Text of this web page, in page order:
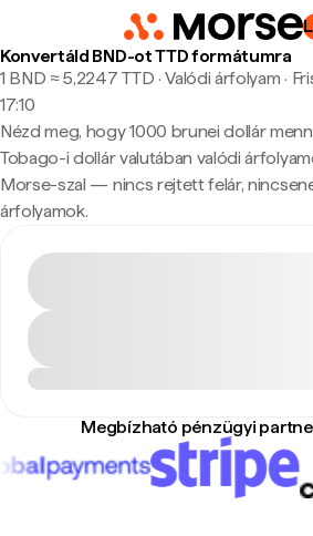
Konvertáld BND-ot TTD formátumra
1 BND ≈ 5,2247 TTD · Valódi árfolyam ·
17:10
Nézd meg, hogy 1000 brunei dollár
Tobago-i dollár valutában valódi
Morse-szal — nincs rejtett felár,
árfolyamok.
Megbízható pénzügyi